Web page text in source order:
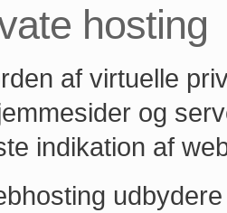
hosting
af virtuelle
og
indikation af